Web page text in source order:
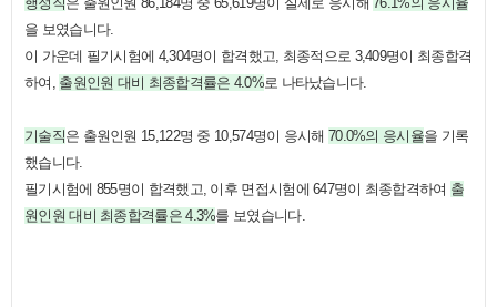
을 보였습니다.
이 가운데 필기시험에 4,304명이 합격했고, 최종적으로 3,409명이 최종합격
하여, 출원인원 대비 최종합격률은 4.0%로 나타났습니다.
기술직은 출원인원 15,122명 중 10,574명이 응시해 70.0%의 응시율을 기록
했습니다.
필기시험에 855명이 합격했고, 이후 면접시험에 647명이 최종합격하여 출
원인원 대비 최종합격률은 4.3%를 보였습니다.